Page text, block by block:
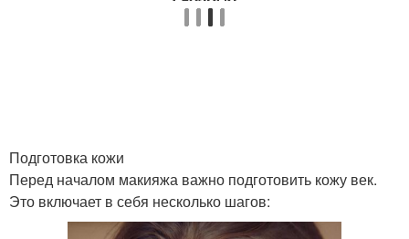
Глаза со светлыми
волосами
Круги под глазами
Подготовка кожи
Перед началом макияжа важно подготовить кожу век.
Это включает в себя несколько шагов: